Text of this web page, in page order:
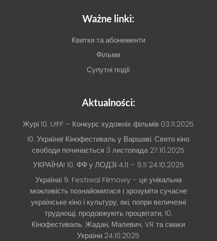
Ważne linki:
Квитки та абонементи
Фільми
Супутні події
Aktualności:
Журі 10. U!FF – Конкурс художніх фільмів 03.11.2025
10. Україна! Кінофестиваль у Варшаві. Свято кіно
свободи починається 3 листопада 27.10.2025
УКРАЇНА! 10. ФФ у ЛОДЗІ 4.11 – 9.11 24.10.2025
Україна! 9. Festiwal Filmowy – це унікальна
можливість познайомитися і зрозуміти сучасне
українське кіно і культуру, які, попри величезні
труднощі, продовжують процвітати, 10.
Кінофестиваль. Жадан, Малевич, VR та смаки
України 24.10.2025